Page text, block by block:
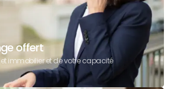
offert
immobilier et de votre capacité